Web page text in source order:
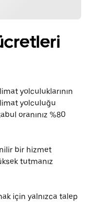
yolculuklarının
yolculuğu
oranınız %80
bir hizmet
tutmanız
için yalnızca talep